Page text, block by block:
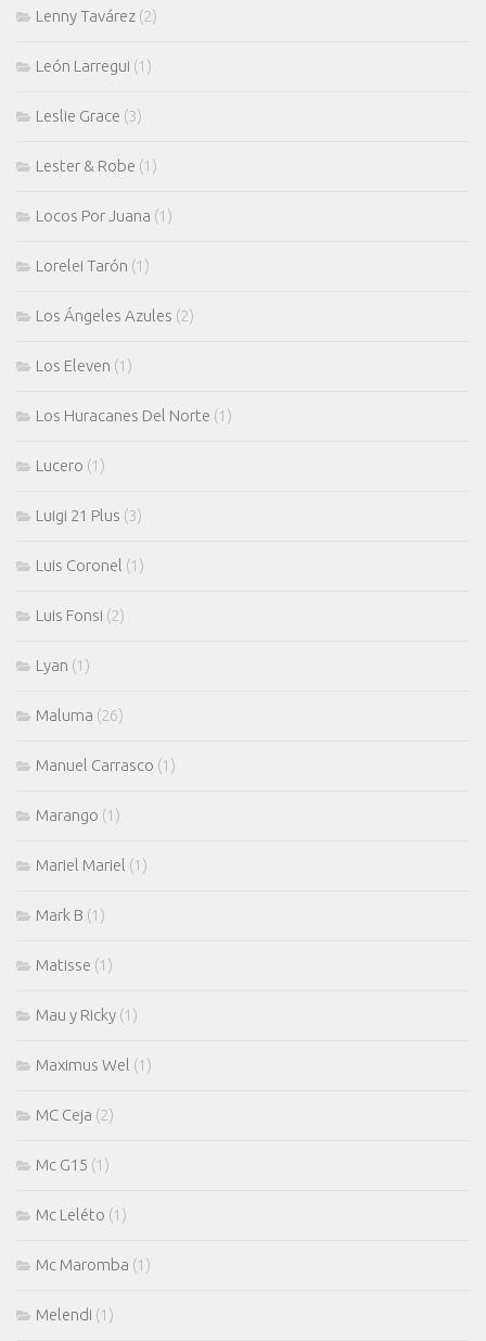
Lenny Tavárez (2)
León Larregui (1)
Leslie Grace (3)
Lester & Robe (1)
Locos Por Juana (1)
Lorelei Tarón (1)
Los Ángeles Azules (2)
Los Eleven (1)
Los Huracanes Del Norte (1)
Lucero (1)
Luigi 21 Plus (3)
Luis Coronel (1)
Luis Fonsi (2)
Lyan (1)
Maluma (26)
Manuel Carrasco (1)
Marango (1)
Mariel Mariel (1)
Mark B (1)
Matisse (1)
Mau y Ricky (1)
Maximus Wel (1)
MC Ceja (2)
Mc G15 (1)
Mc Leléto (1)
Mc Maromba (1)
Melendi (1)